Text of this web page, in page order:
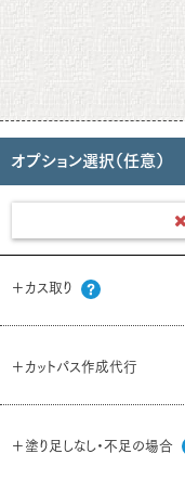
オプション選択（任意）
＋カス取り
＋カットパス作成代行
＋塗り足しなし・不足の場合